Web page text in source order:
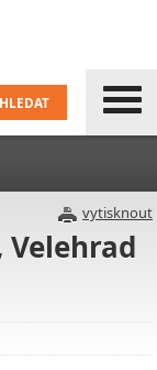
vytisknout